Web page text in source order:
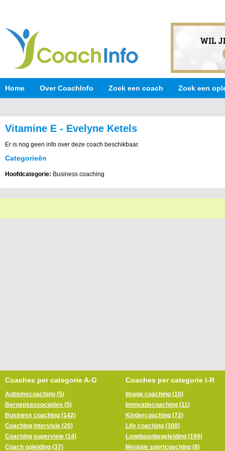
Home Over CoachInfo Zoek een coach Zoek een
Vitamine E - Evelyne Ketels
Er is nog geen info over deze coach beschikbaar.
Categorieën
Hoofdcategorie: Business coaching
Coaches per categorie A-G
Autismecoaching (5)
Beroepsassociaties (5)
Business coaching (142)
Coaching intervisie (20)
Coaching supervisie (14)
Coach opleiding (37)
Coaches per categorie I-R
Image coaching (10)
Innovatiecoaching (11)
Kindercoaching (72)
Life coaching (308)
Loopbaanbegeleiding (199)
Mentale sportcoaching (8)